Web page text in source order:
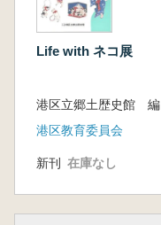
Life with ネコ展
港区立郷土歴史館 編
港区教育委員会
新刊 在庫なし